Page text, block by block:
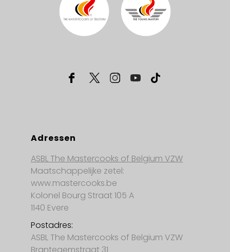
Adressen
ASBL The Mastercooks of Belgium VZW
Maatschappelijke zetel:
www.mastercooks.be
Kolonel Bourg Straat 105 A
1140 Evere
Postadres:
ASBL The Mastercooks of Belgium VZW